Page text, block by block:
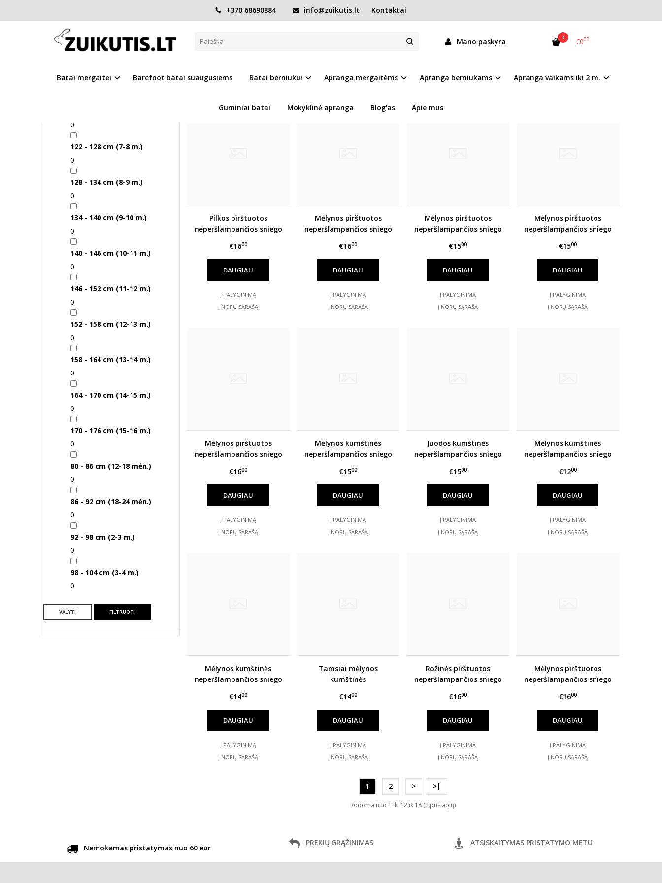
+370 68690884 info@zuikutis.lt Kontaktai
Mano paskyra 0 €000
Batai mergaitei Barefoot batai suaugusiems Batai berniukui Apranga mergaitėms Apranga berniukams Apranga vaikams iki 2 m.
Guminiai batai Mokyklinė apranga Blog'as Apie mus
HANDAI
Pagrindinis
Prekių palyginimas (0)
Pilkos pirštuotos
neperšlampančios sniego
€1600
DAUGIAU
Į PALYGINIMĄ
Į NORŲ SĄRAŠĄ
Mėlynos pirštuotos
neperšlampančios sniego
€1600
DAUGIAU
Į PALYGINIMĄ
Į NORŲ SĄRAŠĄ
Mėlynos pirštuotos
neperšlampančios sniego
€1500
DAUGIAU
Į PALYGINIMĄ
Į NORŲ SĄRAŠĄ
Mėlynos pirštuotos
neperšlampančios sniego
€1500
DAUGIAU
Į PALYGINIMĄ
Į NORŲ SĄRAŠĄ
Mėlynos pirštuotos
neperšlampančios sniego
€1600
DAUGIAU
Į PALYGINIMĄ
Į NORŲ SĄRAŠĄ
Mėlynos kumštinės
neperšlampančios sniego
€1500
DAUGIAU
Į PALYGINIMĄ
Į NORŲ SĄRAŠĄ
Juodos kumštinės
neperšlampančios sniego
€1500
DAUGIAU
Į PALYGINIMĄ
Į NORŲ SĄRAŠĄ
Mėlynos kumštinės
neperšlampančios sniego
€1200
DAUGIAU
Į PALYGINIMĄ
Į NORŲ SĄRAŠĄ
Mėlynos kumštinės
neperšlampančios sniego
HANDAI
€1400
DAUGIAU
Į PALYGINIMĄ
Į NORŲ SĄRAŠĄ
Tamsiai mėlynos
kumštinės
pirštinės su užtrauktuku
HANDAI
€1400
DAUGIAU
Į PALYGINIMĄ
Į NORŲ SĄRAŠĄ
Rožinės pirštuotos
neperšlampančios sniego
€1600
DAUGIAU
Į PALYGINIMĄ
Į NORŲ SĄRAŠĄ
Mėlynos pirštuotos
neperšlampančios sniego
€1600
DAUGIAU
Į PALYGINIMĄ
Į NORŲ SĄRAŠĄ
1 2 > >|
Rodoma nuo 1 iki 12 iš 18 (2 puslapių)
PASIRINK SAVYBES
Pasirinkite dydį
110 - 116 cm (5-6 m.)
0
122 - 128 cm (7-8 m.)
0
128 - 134 cm (8-9 m.)
0
134 - 140 cm (9-10 m.)
0
140 - 146 cm (10-11 m.)
0
146 - 152 cm (11-12 m.)
0
152 - 158 cm (12-13 m.)
0
158 - 164 cm (13-14 m.)
0
164 - 170 cm (14-15 m.)
0
170 - 176 cm (15-16 m.)
0
80 - 86 cm (12-18 mėn.)
0
86 - 92 cm (18-24 mėn.)
0
92 - 98 cm (2-3 m.)
0
98 - 104 cm (3-4 m.)
0
VALYTI FILTRUOTI
Nemokamas pristatymas nuo 60 eur
PREKIŲ GRĄŽINIMAS ATSISKAITYMAS PRISTATYMO METU